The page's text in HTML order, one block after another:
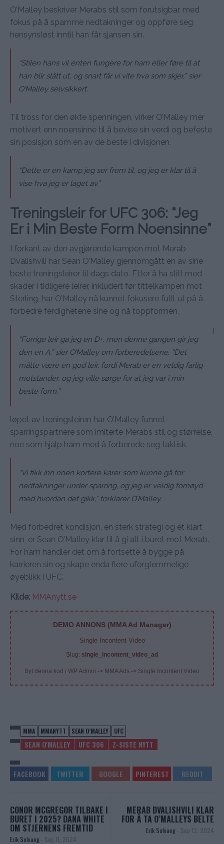
O’Malley beskriver Merabs stil som forutsigbar, med
fokus på å spamme nedtakninger og oppføre seg
hensynsløst inntil han får sjansen sin.
“Stilen hans vil enten fungere for ham eller føre til at
han blir slått ut, og snart får vi vite hva som skjer,” sier
O’Malley selvsikkert.
Til tross for den økte spenningen, virker O’Malley mer
motivert enn noensinne til å bevise sin verdi og befeste
sin posisjon som en av de beste i divisjonen.
“Dette er en kamp jeg ser frem til, og jeg er klar til å
vise hva jeg er laget av.”
Treningsleir for UFC 306: “Jeg
Er i Min Beste Form Noensinne”
I forkant av den avgjørende kampen mot Merab
Dvalishvili har Sean O’Malley gjennomgått en av sine
beste treningsleirer til dags dato. Etter å ha slitt med
skader i tidligere leirer, inkludert før tittelkampen mot
Sterling, har O’Malley nå kunnet fokusere fullt ut på å
forbedre ferdighetene sine og nå toppformen.
“Forrige leir ga jeg en D+, men denne gangen gir jeg
den en A,” sier O’Malley om forberedelsene. “Det
måtte være en god leir, fordi Merab er en veldig farlig
motstander, og jeg ville sørge for at jeg var i min
beste form.”
I
løpet av treningsleiren har O’Malley funnet
sparringspartnere som imiterte Merabs stil og størrelse,
noe som hjalp ham med å forberede seg taktisk.
“Vi fikk inn noen kortere karer som kunne gå for
nedtakninger under sparring, og jeg er veldig fornøyd
med hvordan det gikk,” forklarer O’Malley.
Med forbedret kondisjon, en sterk strategi og et klart
sinn, er Sean O’Malley klar til å gi alt i buret mot Merab.
For ham handler det om å fortsette å bygge på
karrieren sin og skape enda flere uforglemmelige
øyeblikk i UFC.
Kilde: MMAnytt.se
DEMO ANNONS (MMA Ad Manager)
Single Incontent Video
Slug: single_incontent_video_ad
Byt denna kod i WP Admin -> MMA Ads -> Single Incontent Video
MMA MMANYTT SEAN O’MALLEY UFC
SEAN O'MALLEY UFC 306 Z-SISTE NYTT
CONOR MCGREGOR TILBAKE I
BURET I 2025? DANA WHITE
OM STJERNENS FREMTID
Erik Solvang - Sep 11, 2024
MERAB DVALISHVILI KLAR
FOR Å TA O’MALLEYS BELTE
Erik Solvang - Sep 12, 2024